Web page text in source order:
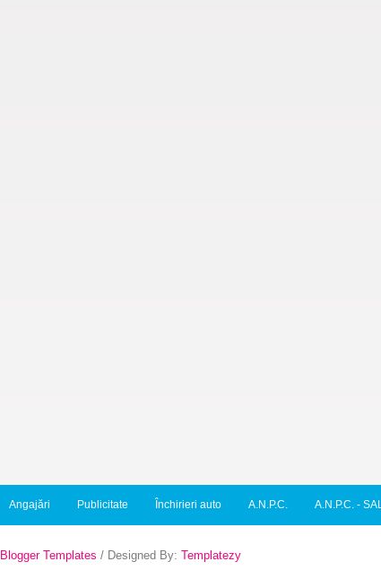
Angajări Publicitate Închirieri auto A.N.P.C. A.N.P.C. - SAL
Blogger Templates / Designed By: Templatezy